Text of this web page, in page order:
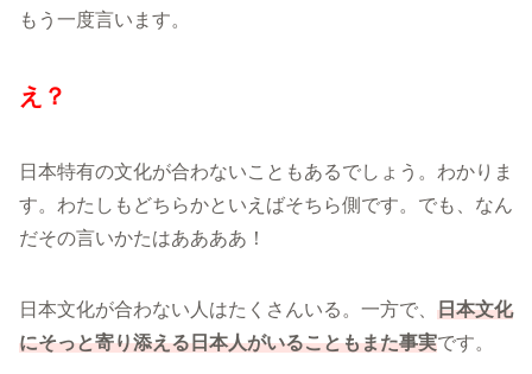
もう一度言います。
え？
日本特有の文化が合わないこともあるでしょう。わかりま
す。わたしもどちらかといえばそちら側です。でも、なん
だその言いかたはああああ！
日本文化が合わない人はたくさんいる。一方で、 日本文化
にそっと寄り添える日本人がいることもまた事実です。